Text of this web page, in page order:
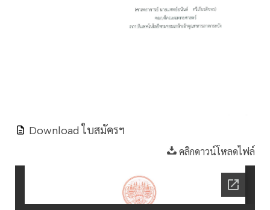
Download ใบสมัครฯ
คลิกดาวน์โหลดไฟล์